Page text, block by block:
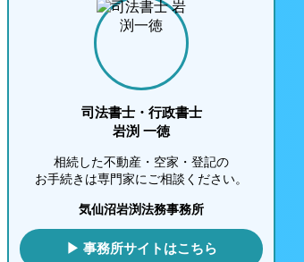
司法書士・行政書士
岩渕 一徳
相続した不動産・空家・登記の
お手続きは専門家にご相談ください。
気仙沼岩渕法務事務所
▶ 事務所サイトはこちら